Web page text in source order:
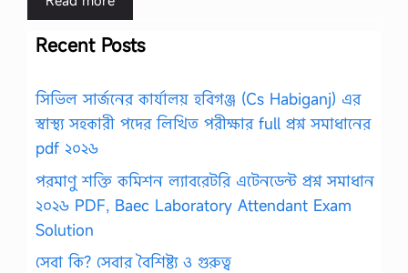
Recent Posts
সিভিল সার্জনের কার্যালয় হবিগঞ্জ (Cs Habiganj) এর
স্বাস্থ্য সহকারী পদের লিখিত পরীক্ষার full প্রশ্ন সমাধানের
pdf ২০২৬
পরমাণু শক্তি কমিশন ল্যাবরেটরি এটেনডেন্ট প্রশ্ন সমাধান
২০২৬ PDF, Baec Laboratory Attendant Exam
Solution
সেবা কি? সেবার বৈশিষ্ট্য ও গুরুত্ব